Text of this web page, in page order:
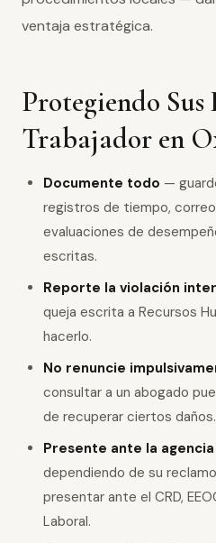
ventaja estratégica.
Protegiendo Sus
Trabajador en
Documente todo —
registros de tiempo,
evaluaciones de
escritas.
Reporte la violación
queja escrita a Recursos
hacerlo.
No renuncie
consultar a un abogado
de recuperar ciertos daños.
Presente ante la
dependiendo de su
presentar ante el CRD,
Laboral.